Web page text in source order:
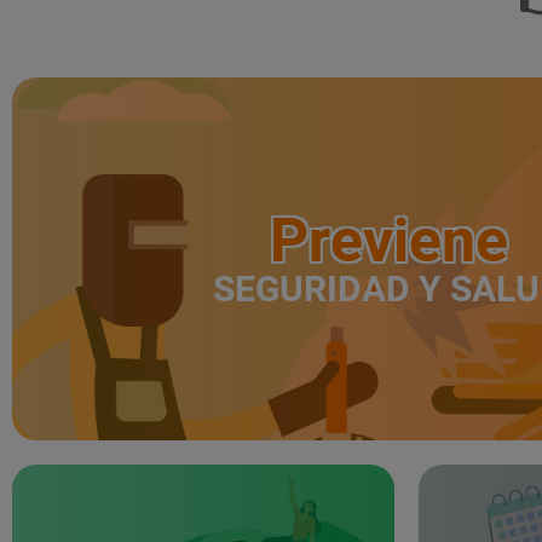
Previene
SEGURIDAD Y